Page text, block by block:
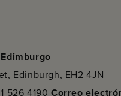
Edinburgh, EH2 4JN
526 4190 Correo